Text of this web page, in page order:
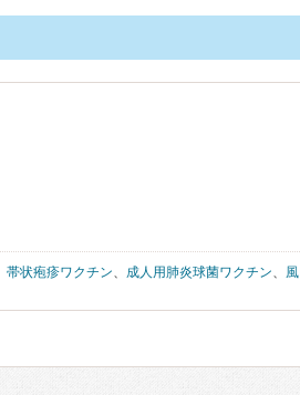
帯状疱疹ワクチン、 成人用肺炎球菌ワクチン、 風